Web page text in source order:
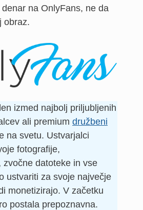
denar na OnlyFans, ne da
obraz.
izmed najbolj priljubljenih
ali premium družbeni
na svetu. Ustvarjalci
fotografije,
zvočne datoteke in vse
ustvariti za svoje največje
monetizirajo. V začetku
postala prepoznavna.